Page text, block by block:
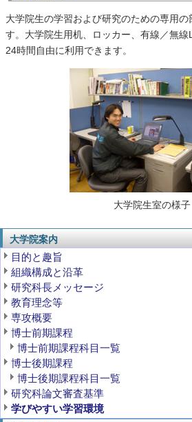
大学院生の学習および研究のための専用の
す。大学院生用机、ロッカー、有線／無
24時間自由に利用できます。
大学院生室の様子
大学院案内
目的と趣旨
組織構成と沿革
研究科長メッセージ
教育理念等
専攻概要
博士前期課程
博士前期課程科目一覧
博士後期課程
博士後期課程科目一覧
研究科論文審査基準
学びやすい学習環境